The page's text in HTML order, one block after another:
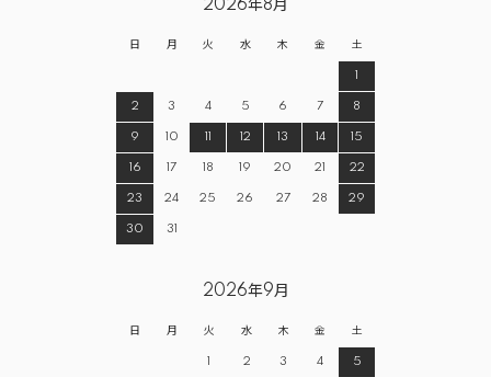
2026年8月
日 月 火 水 木 金 土
1
2 3 4 5 6 7 8
9 10 11 12 13 14 15
16 17 18 19 20 21 22
23 24 25 26 27 28 29
30 31
2026年9月
日 月 火 水 木 金 土
1 2 3 4 5